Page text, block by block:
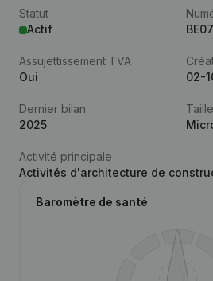
Statut
Actif
Assujettissement TVA
Oui
02-
Dernier bilan
2025
Activité principale
Activités d'architecture de
Baromètre de santé